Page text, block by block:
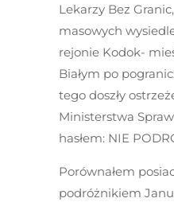
Lekarzy Bez
masowych
rejonie Kodok-
Białym po
tego doszły
Ministerstwa
hasłem: NIE
Porównałem
podróżnikiem